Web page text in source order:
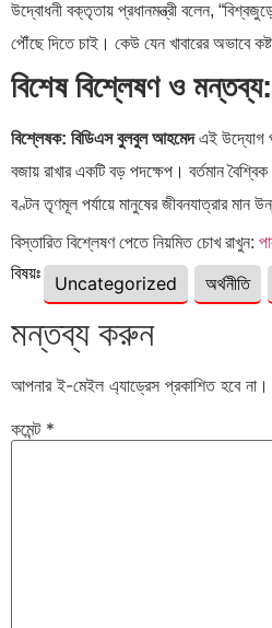
উদ্বোধনী বক্তৃতায় প্রধানমন্ত্রী বলেন,
পৌঁছে দিতে চাই। কেউ যেন খাবারের অভাবে
বিশেষ বিশ্লেষণ ও মন্তব্য:
বিশ্লেষক: বিডিএস বুলবুল আহমেদএই উদ্যোগ
বজায় রাখার একটি বড় পদক্ষেপ। বর্তমান
বণ্টন তৃণমূল পর্যায়ে মানুষের জীবনযাত্রার মান
বিস্তারিত বিশ্লেষণ পেতে নিয়মিত চোখ রাখুন:
বিষয়ঃ
Uncategorized অর্থনীতি
মন্তব্য করুন
আপনার ই-মেইল এ্যাড্রেস প্রকাশিত হবে না।
কমেন্ট *